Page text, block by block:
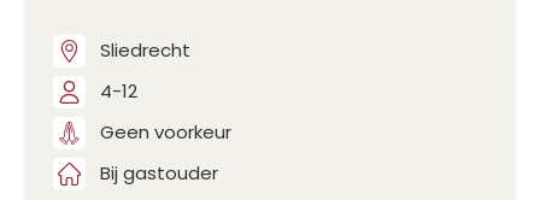
Sliedrecht
4-12
Geen voorkeur
Bij gastouder